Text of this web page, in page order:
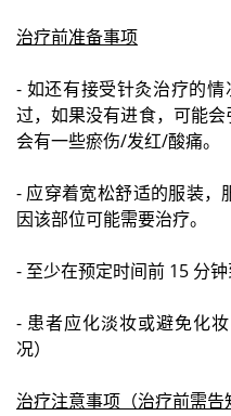
治疗前准备事项
- 如还有接受针灸治疗的
过，如果没有进食，可能
会有一些瘀伤/发红/酸痛。
- 应穿着宽松舒适的服装，
因该部位可能需要治疗。
- 至少在预定时间前 15 分钟
- 患者应化淡妆或避免化
况）
治疗注意事项（治疗前需告